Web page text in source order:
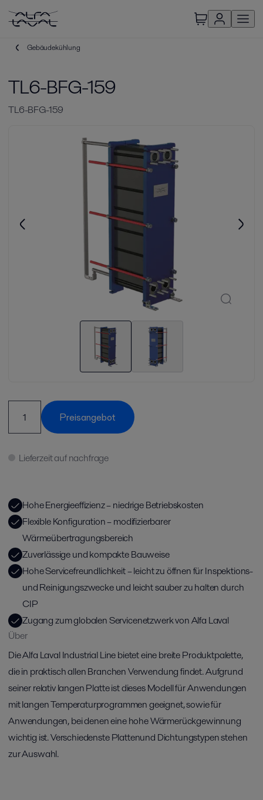
Gebäudekühlung
TL6-BFG-159
TL6-BFG-159
Preisangebot
Lieferzeit auf nachfrage
Hohe Energieeffizienz – niedrige Betriebskosten
Flexible Konfiguration – modifizierbarer
Wärmeübertragungsbereich
Zuverlässige und kompakte Bauweise
Hohe Servicefreundlichkeit – leicht zu öffnen für Inspektions-
und Reinigungszwecke und leicht sauber zu halten durch
CIP
Zugang zum globalen Servicenetzwerk von Alfa Laval
Über
Die Alfa Laval Industrial Line bietet eine breite Produktpalette,
die in praktisch allen Branchen Verwendung findet. Aufgrund
seiner relativ langen Platte ist dieses Modell für Anwendungen
mit langen Temperaturprogrammen geeignet, sowie für
Anwendungen, bei denen eine hohe Wärmerückgewinnung
wichtig ist. Verschiedenste Plattenund Dichtungstypen stehen
zur Auswahl.